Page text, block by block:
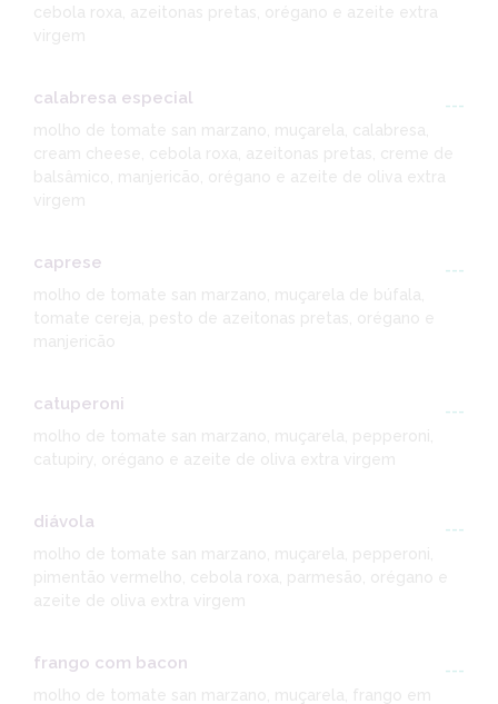
cebola roxa, azeitonas pretas, orégano e azeite extra
calabresa especial
---
molho de tomate san marzano, muçarela, calabresa,
cream cheese, cebola roxa, azeitonas pretas, creme de
balsâmico, manjericão, orégano e azeite de oliva extra
caprese
---
tomate cereja, pesto de azeitonas pretas, orégano e
manjericão
catuperoni
---
catupiry, orégano e azeite de oliva extra virgem
diávola
---
pimentão vermelho, cebola roxa, parmesão, orégano e
frango com bacon
---